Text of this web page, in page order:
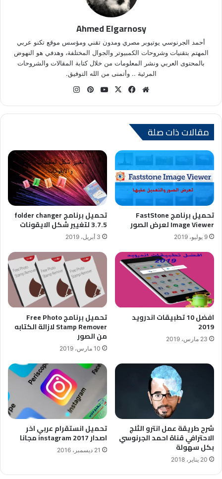
Ahmed Elgarnosy
أحمد الجرنوسي يوتيوبر مصري ومدون تقني ومؤسس موقع تكنو عربي
المهتم بتقنيات وشروحات الكمبيوتر والجوال المختلفة، وهدفي هو النهوض
بالمحتوى العربي ونشر المعلومات من خلال كتابة المقالات والشروحات
المرئية .. وأتمنى من الله التوفيق.
موق
الوي
ب
في
وك
X
يوتي
بينتي
س
ام
مقالات ذات صلة
تحميل برنامج FastStone
Image Viewer لعرض الصور
9 يوليو، 2019
تحميل برنامج folder changer
3.7.5 لتغيير شكل الايقونات
3 أبريل، 2019
افضل 10 تطبيقات اندرويد
2019
23 مارس، 2019
تحميل برنامج Free Photo
Stamp Remover لازالة الكتابه
من الصور
10 مارس، 2019
شرح طريقة عمل انترو الثلج
الاحترافي قناة احمد الجرنوسي
بكل سهولة
20 يناير، 2018
تحميل انستقرام عربي اخر
اصدار instagram 2017 مجانا
21 ديسمبر، 2016